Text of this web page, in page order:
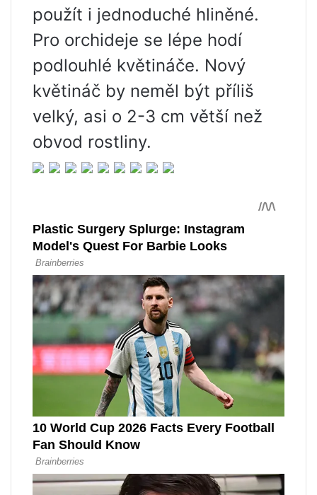
použít i jednoduché hliněné.
Pro orchideje se lépe hodí
podlouhlé květináče. Nový
květináč by neměl být příliš
velký, asi o 2-3 cm větší než
obvod rostliny.